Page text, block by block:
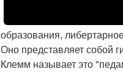
образования,
Оно представляет собой
Клемм называет это